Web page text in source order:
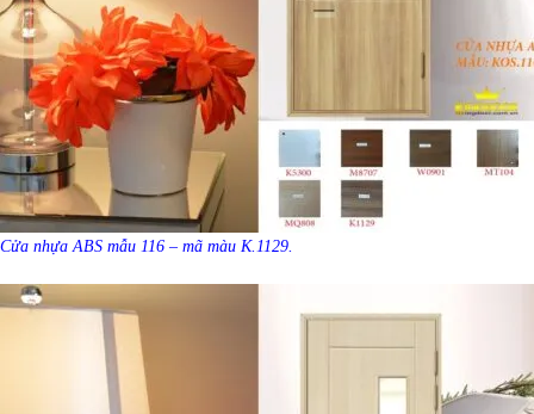
Cửa nhựa ABS mẫu 116 – mã màu K.1129.